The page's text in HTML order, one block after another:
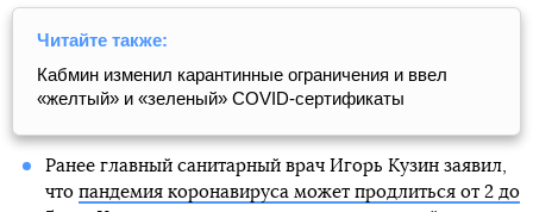
Читайте также:
Кабмин изменил карантинные ограничения и ввел
«желтый» и «зеленый» COVID-сертификаты
Ранее главный санитарный врач Игорь Кузин заявил,
что пандемия коронавируса может продлиться от 2 до